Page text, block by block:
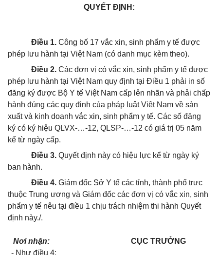
QUYẾT ĐỊNH:
Điều 1. Công bố 17 vắc xin, sinh phẩm y tế được
phép lưu hành tại Việt Nam (có danh mục kèm theo).
Điều 2. Các đơn vị có vắc xin, sinh phẩm y tế được
phép lưu hành tại Việt Nam quy định tại Điều 1 phải in số
đăng ký được Bộ Y tế Việt Nam cấp lên nhãn và phải chấp
hành đúng các quy định của pháp luật Việt Nam về sản
xuất và kinh doanh vắc xin, sinh phẩm y tế. Các số đăng
ký có ký hiệu QLVX-…-12, QLSP-…-12 có giá trị 05 năm
kể từ ngày cấp.
Điều 3. Quyết định này có hiệu lực kể từ ngày ký
ban hành.
Điều 4. Giám đốc Sở Y tế các tỉnh, thành phố trực
thuộc Trung ương và Giám đốc các đơn vị có vắc xin, sinh
phẩm y tế nêu tại điều 1 chịu trách nhiệm thi hành Quyết
định này./.
Nơi nhận:
- Như điều 4;
CỤC TRƯỞNG